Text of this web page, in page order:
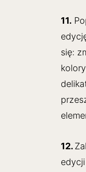
11.
się:
12.